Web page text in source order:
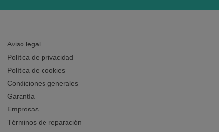
Aviso legal
Política de privacidad
Política de cookies
Condiciones generales
Garantía
Empresas
Términos de reparación